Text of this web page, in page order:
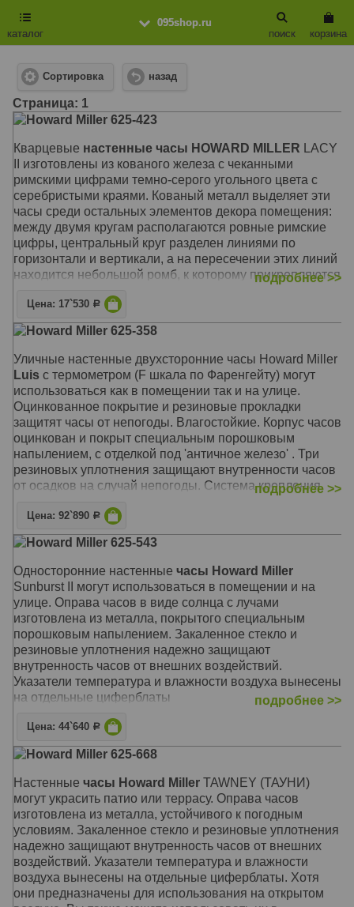
095shop.ru
каталог
корзина
поиск
Сортировка назад
Cтраница: 1
Howard Miller 625-423
Кварцевые настенные часы HOWARD MILLER
LACY
II изготовлены из кованого железа c чеканными
римскими цифрами темно-серого угольного цвета с
серебристыми краями. Кованый металл выделяет эти
часы среди остальных элементов декора помещения:
между двумя кругам располагаются ровные римские
цифры, центральный круг разделен линиями по
горизонтали и вертикали, а на пересечении этих линий
находится небольшой ромб, к которому прикрепляются
формы полых алмазов.
Механизм: Кварцевый
Размер: 36 x 36 х 4 см
подробнее >>
Цена: 17`530 Р
Howard Miller 625-358
Уличные настенные двухсторонние часы Howard Miller
Luis с термометром (F шкала по Фаренгейту) могут
использоваться как в помещении так и на улице.
Оцинкованное покрытие и резиновые прокладки
защитят часы от непогоды. Влагостойкие. Корпус часов
оцинкован и покрыт специальным порошковым
напылением, с отделкой под 'античное железо' . Три
резиновых уплотнения защищают внутренности часов
от осадков на случай непогоды. Система крепления
позволяют установить оптимальную видимость часов с
любого угла зрения.
Корпус: Чёрный стальной с оцинкованным креплением
Размер: 55 х 50 х 16 см; циферблат 38 см.
подробнее >>
Цена: 92`890 Р
Howard Miller 625-543
Односторонние настенные часы Howard Miller
Sunburst II могут использоваться в помещении и на
улице. Оправа часов в виде солнца с лучами
изготовлена из металла, покрытого специальным
порошковым напылением. Закаленное стекло и
резиновые уплотнения надежно защищают
внутренность часов от внешних воздействий.
Указатели температура и влажности воздуха вынесены
на отдельные циферблаты
Механизм: Кварцевый
Размер: 57 х 57 х 5 см
подробнее >>
Цена: 44`640 Р
Howard Miller 625-668
Настенные часы Howard Miller TAWNEY (ТАУНИ)
могут украсить патио или террасу. Оправа часов
изготовлена из металла, устойчивого к погодным
условиям. Закаленное стекло и резиновые уплотнения
надежно защищают внутренность часов от внешних
воздействий. Указатели температура и влажности
воздуха вынесены на отдельные циферблаты. Хотя
они предназначены для использования на открытом